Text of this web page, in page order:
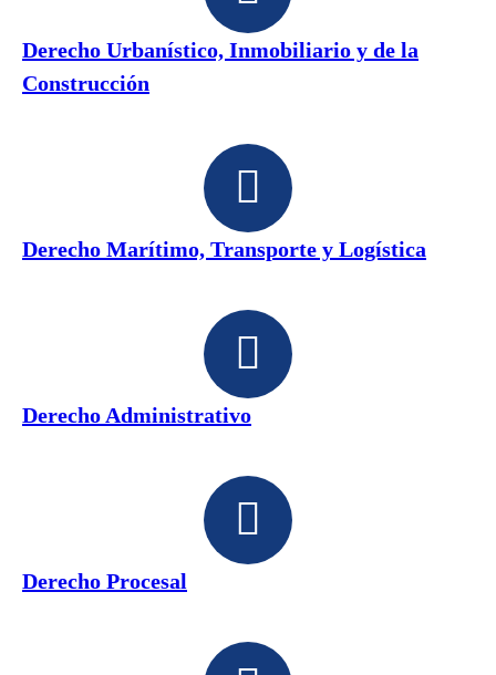
Derecho Urbanístico, Inmobiliario y de la
Construcción
Derecho Marítimo, Transporte y Logística
Derecho Administrativo
Derecho Procesal